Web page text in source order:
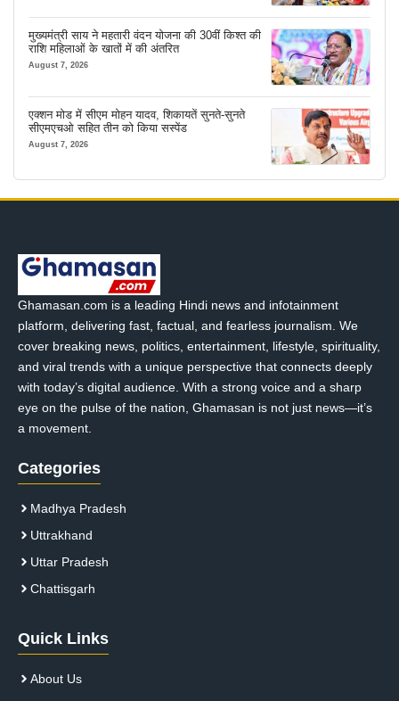
मुख्यमंत्री साय ने महतारी वंदन योजना की 30वीं किश्त की
राशि महिलाओं के खातों में की अंतरित
August 7, 2026
एक्शन मोड में सीएम मोहन यादव, शिकायतें सुनते-सुनते
सीएमएचओ सहित तीन को किया सस्पेंड
August 7, 2026
Ghamasan.com is a leading Hindi news and infotainment
platform, delivering fast, factual, and fearless journalism. We
cover breaking news, politics, entertainment, lifestyle, spirituality,
and viral trends with a unique perspective that connects deeply
with today’s digital audience. With a strong voice and a sharp
eye on the pulse of the nation, Ghamasan is not just news—it’s
a movement.
Categories
Madhya Pradesh
Uttrakhand
Uttar Pradesh
Chattisgarh
Quick Links
About Us